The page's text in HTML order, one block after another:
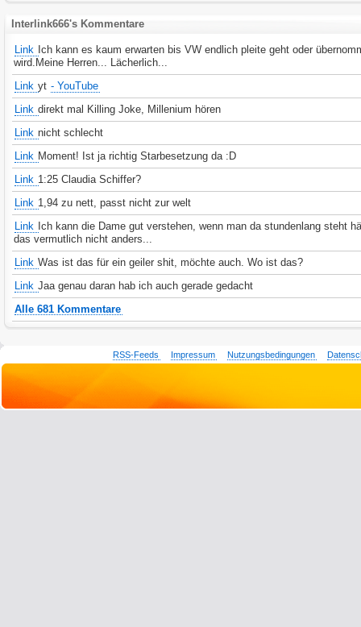
Interlink666's Kommentare
Link Ich kann es kaum erwarten bis VW endlich pleite geht oder
wird.Meine Herren... Lächerlich...
Link yt - YouTube
Link direkt mal Killing Joke, Millenium hören
Link nicht schlecht
Link Moment! Ist ja richtig Starbesetzung da :D
Link 1:25 Claudia Schiffer?
Link 1,94 zu nett, passt nicht zur welt
Link Ich kann die Dame gut verstehen, wenn man da stundenlang steht
das vermutlich nicht anders...
Link Was ist das für ein geiler shit, möchte auch. Wo ist das?
Link Jaa genau daran hab ich auch gerade gedacht
Alle 681 Kommentare
RSS-Feeds Impressum Nutzungsbedingungen